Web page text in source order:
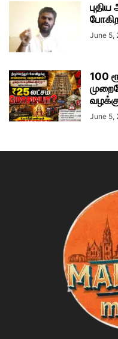
June 5,
100
June 5,